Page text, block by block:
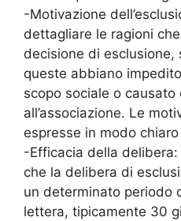
-Motivazione
dettagliare le ragioni
decisione di esclusione,
queste abbiano
scopo sociale o causato
all’associazione. Le
espresse in modo
-Efficacia della
che la delibera di
un determinato periodo
lettera, tipicamente 30